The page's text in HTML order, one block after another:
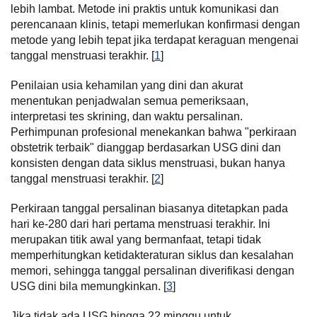
lebih lambat. Metode ini praktis untuk komunikasi dan
perencanaan klinis, tetapi memerlukan konfirmasi dengan
metode yang lebih tepat jika terdapat keraguan mengenai
tanggal menstruasi terakhir. [1]
Penilaian usia kehamilan yang dini dan akurat
menentukan penjadwalan semua pemeriksaan,
interpretasi tes skrining, dan waktu persalinan.
Perhimpunan profesional menekankan bahwa "perkiraan
obstetrik terbaik" dianggap berdasarkan USG dini dan
konsisten dengan data siklus menstruasi, bukan hanya
tanggal menstruasi terakhir. [2]
Perkiraan tanggal persalinan biasanya ditetapkan pada
hari ke-280 dari hari pertama menstruasi terakhir. Ini
merupakan titik awal yang bermanfaat, tetapi tidak
memperhitungkan ketidakteraturan siklus dan kesalahan
memori, sehingga tanggal persalinan diverifikasi dengan
USG dini bila memungkinkan. [3]